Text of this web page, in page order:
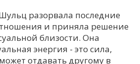
Ч
Я
разорвала последние
и приняла решение
близости. Она
энергия - это сила,
отдавать другому в